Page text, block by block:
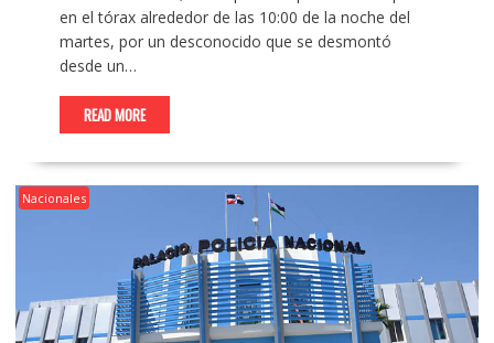
en el tórax alrededor de las 10:00 de la noche del
martes, por un desconocido que se desmontó
desde un…
READ MORE
Nacionales